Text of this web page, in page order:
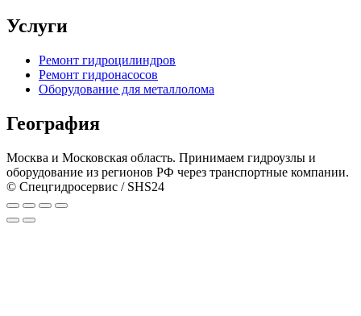
Услуги
Ремонт гидроцилиндров
Ремонт гидронасосов
Оборудование для металлолома
География
Москва и Московская область. Принимаем гидроузлы и
оборудование из регионов РФ через транспортные компании.
© Спецгидросервис / SHS24